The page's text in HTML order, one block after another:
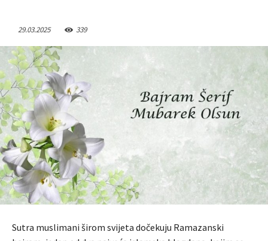
29.03.2025 339
Sutra muslimani širom svijeta dočekuju Ramazanski